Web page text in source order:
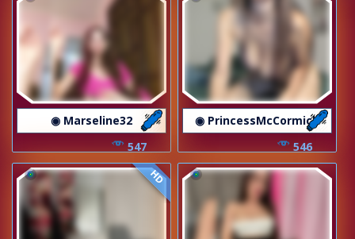
◉ Marseline32
547
◉ PrincessMcCormick
546
HD